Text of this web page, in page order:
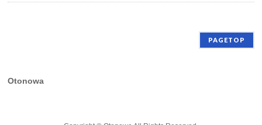
PAGETOP
Otonowa